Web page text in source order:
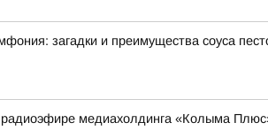
загадки и преимущества соуса
медиахолдинга «Колыма Плюс»